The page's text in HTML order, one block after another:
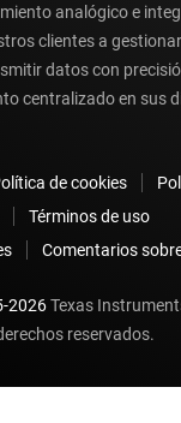
analógico e
clientes a
datos con
centralizado en sus
de cookies
Términos de uso
Comentarios
2026Texas
reservados.